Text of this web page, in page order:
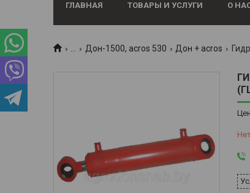
ГЛАВНАЯ ТОВАРЫ И УСЛУГИ О
... Дон-1500, аcros 530 Дон + acros